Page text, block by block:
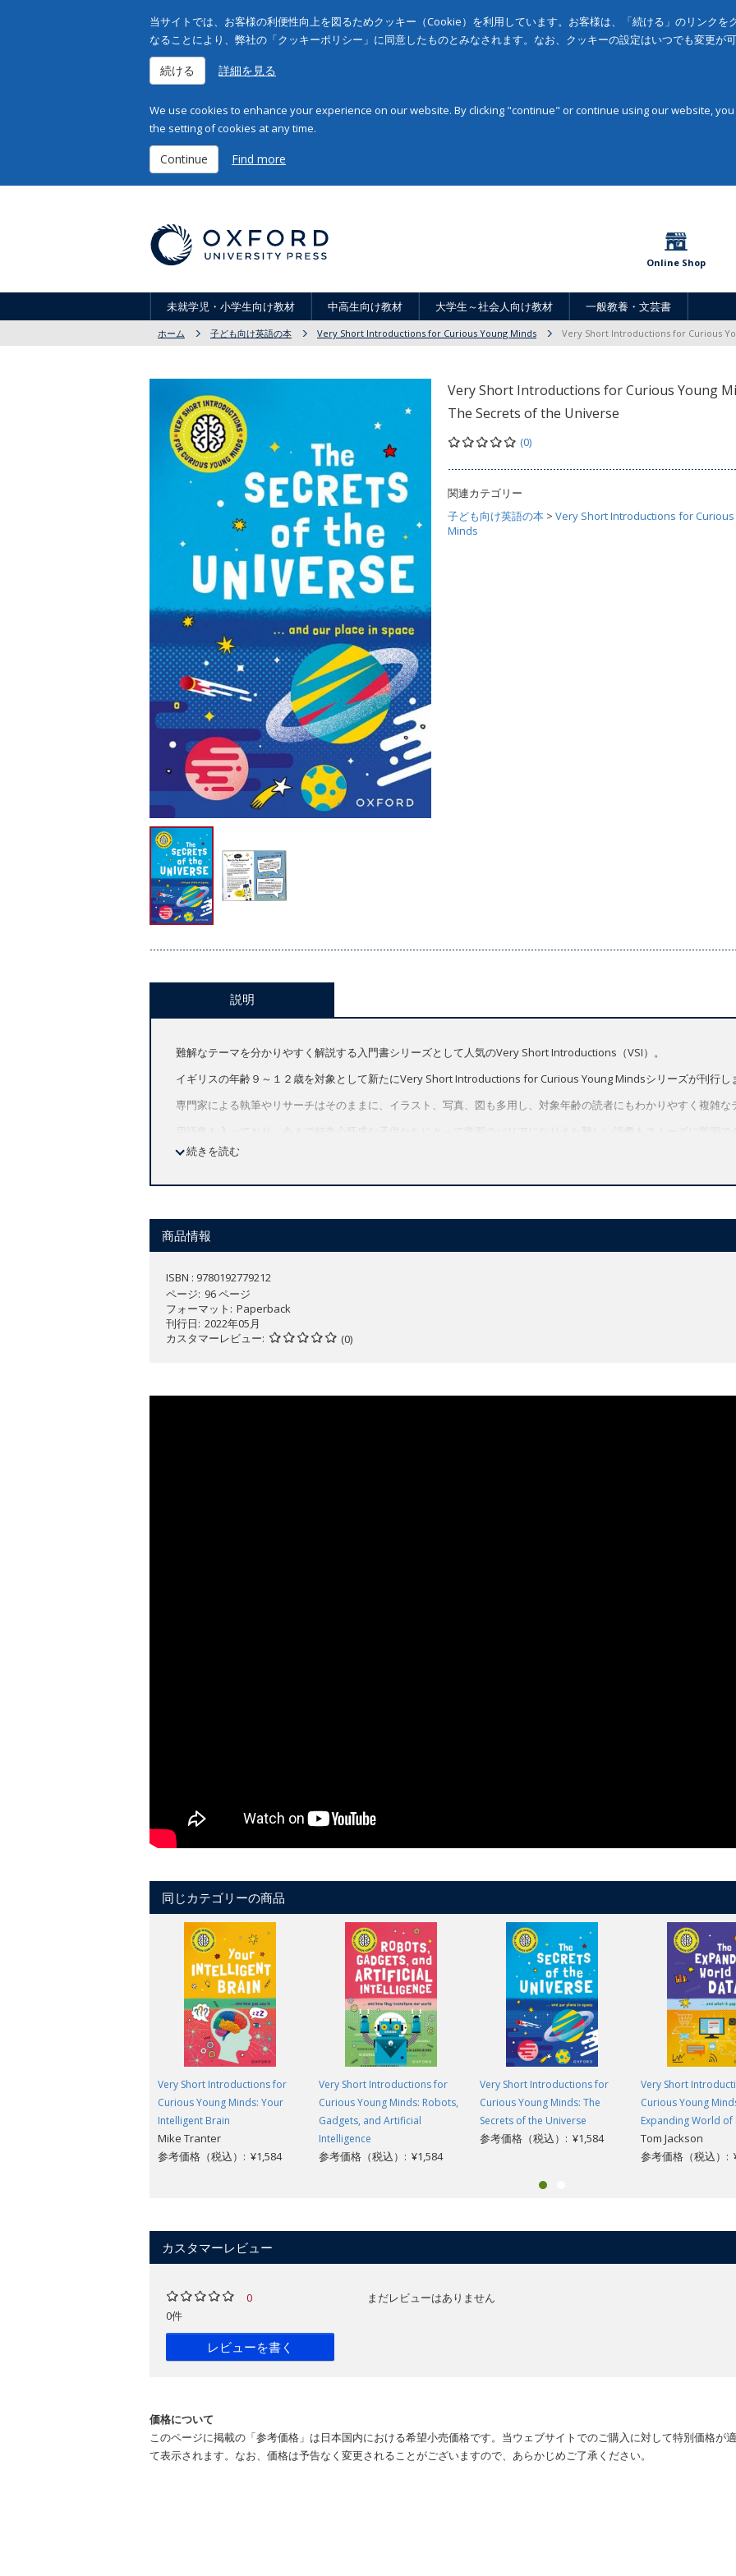
当サイトでは、お客様の利便性向上を図るためクッキー（Cookie）を利用しています。お客様は、「続ける」のリンクを
なることにより、弊社の「クッキーポリシー」に同意したものとみなされます。なお、クッキーの設定はいつでも変更が可
続ける 詳細を見る
We use cookies to enhance your experience on our website. By clicking "continue" or continue using our website,
the setting of cookies at any time.
Continue Find more
Online Shop
未就学児・小学生向け教材 中高生向け教材 大学生～社会人向け教材 一般教養・文芸書
ホーム 子ども向け英語の本 Very Short Introductions for Curious Young Minds Very Short Introductions for Curious
Very Short Introductions for Curious Young
The Secrets of the Universe
(0)
関連カテゴリー
子ども向け英語の本 > Very Short Introductions for Curious
Minds
説明
難解なテーマを分かりやすく解説する入門書シリーズとして人気のVery Short Introductions（VSI）。
イギリスの年齢９～１２歳を対象として新たにVery Short Introductions for Curious Young Mindsシリーズが刊行し
専門家による執筆やリサーチはそのままに、イラスト、写真、図も多用し、対象年齢の読者にもわかりやすく複雑な
用語集も入っており、今まで好奇心旺盛な子供たちにとって学習のバリアになりえた難しい語彙もスムーズに学習で
年齢を問わず一般読者の方はもちろん、先生方・学校にもおすすめのシリーズです。
続きを読む
商品情報
ISBN : 9780192779212
ページ 96 ページ
フォーマット
Paperback
刊行日 2022年05月
カスタマーレビュー
(0)
同じカテゴリーの商品
Very Short Introductions for
Curious Young Minds: Your
Intelligent Brain
Mike Tranter
参考価格（税込）: ¥1,584
Very Short Introductions for
Curious Young Minds: Robots,
Gadgets, and Artificial
Intelligence
参考価格（税込）: ¥1,584
Very Short Introductions for
Curious Young Minds: The
Secrets of the Universe
参考価格（税込）: ¥1,584
Very Short
Curious Young
Expanding World of
Tom Jackson
参考価格（税込）:
カスタマーレビュー
0
0件
レビューを書く
まだレビューはありません
価格について
このページに掲載の「参考価格」は日本国内における希望小売価格です。当ウェブサイトでのご購入に対して特別価格が
て表示されます。なお、価格は予告なく変更されることがございますので、あらかじめご了承ください。